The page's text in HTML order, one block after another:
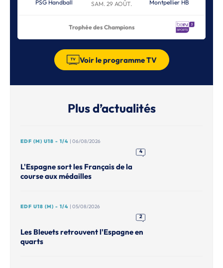
PSG Handball SAM. 29 AOÛT. Montpellier HB
Trophée des Champions
Voir le programme TV
Plus d’actualités
EDF (M) U18 - 1/4 | 06/08/2026
4
L'Espagne sort les Français de la
course aux médailles
EDF U18 (M) - 1/4 | 05/08/2026
2
Les Bleuets retrouvent l'Espagne en
quarts